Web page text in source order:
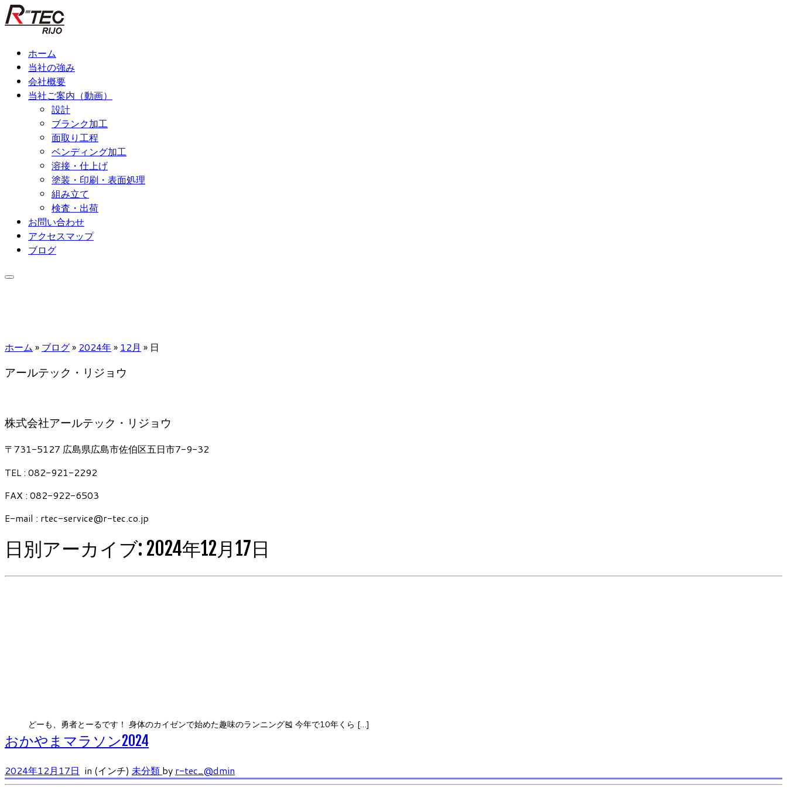
コ
ン
ホーム
当社の強み
会社概要
当社ご案内（動画）
設計
ブランク加工
面取り工程
ベンディング加工
溶接・仕上げ
塗装・印刷・表面処理
組み立て
検査・出荷
お問い合わせ
アクセスマップ
ブログ
ホーム » ブログ» 2024年» 12月 » 日
アールテック・リジョウ
株式会社アールテック・リジョウ
〒731-5127 広島県広島市佐伯区五日市7-9-32
TEL : 082-921-2292
FAX : 082-922-6503
E-mail : rtec-service@r-tec.co.jp
日別アーカイブ: 2024年12月17日
どーも、勇者とーるです！ 身体のカイゼンで始めた趣味のランニング🎽 今年で10年くら […]
おかやまマラソン2024
2024年12月17日 in (インチ) 未分類 by r-tec_@dmin